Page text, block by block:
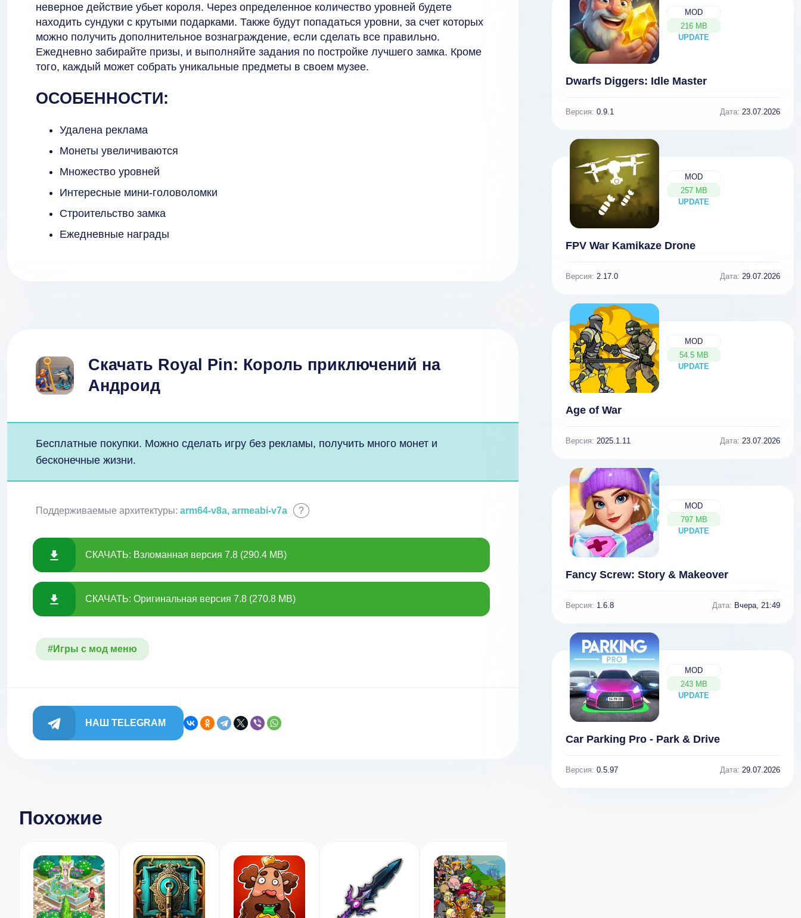
неверное действие убьет короля. Через определенное количество уровней будете
находить сундуки с крутыми подарками. Также будут попадаться уровни, за счет которых
можно получить дополнительное вознаграждение, если сделать все правильно.
Ежедневно забирайте призы, и выполняйте задания по постройке лучшего замка. Кроме
того, каждый может собрать уникальные предметы в своем музее.
ОСОБЕННОСТИ:
Удалена реклама
Монеты увеличиваются
Множество уровней
Интересные мини-головоломки
Строительство замка
Ежедневные награды
Скачать Royal Pin: Король приключений на
Андроид
Бесплатные покупки. Можно сделать игру без рекламы, получить много монет и
бесконечные жизни.
Поддерживаемые архитектуры: arm64-v8a, armeabi-v7a ?
СКАЧАТЬ: Взломанная версия 7.8 (290.4 MB)
СКАЧАТЬ: Оригинальная версия 7.8 (270.8 MB)
#Игры с мод меню
НАШ TELEGRAM
Похожие
MOD
216 MB
UPDATE
NEW
Dwarfs Diggers: Idle Master
Версия: 0.9.1 Дата: 23.07.2026
MOD
257 MB
UPDATE
NEW
FPV War Kamikaze Drone
Версия: 2.17.0 Дата: 29.07.2026
MOD
54.5 MB
UPDATE
NEW
Age of War
Версия: 2025.1.11 Дата: 23.07.2026
MOD
797 MB
UPDATE
NEW
Fancy Screw: Story & Makeover
Версия: 1.6.8 Дата: Вчера, 21:49
MOD
243 MB
UPDATE
NEW
Car Parking Pro - Park & Drive
Версия: 0.5.97 Дата: 29.07.2026